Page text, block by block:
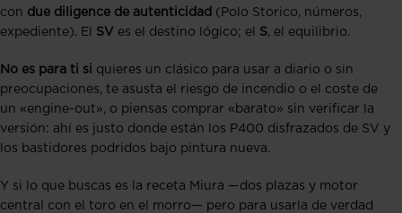
con due diligence de autenticidad (Polo Storico, números,
expediente). El SV es el destino lógico; el S, el equilibrio.
No es para ti si quieres un clásico para usar a diario o sin
preocupaciones, te asusta el riesgo de incendio o el coste de
un «engine-out», o piensas comprar «barato» sin verificar la
versión: ahí es justo donde están los P400 disfrazados de SV y
los bastidores podridos bajo pintura nueva.
Y si lo que buscas es la receta Miura —dos plazas y motor
central con el toro en el morro— pero para usarla de verdad